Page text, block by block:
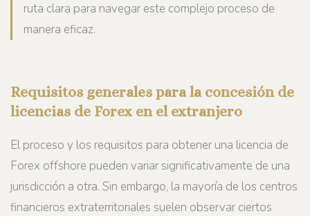
ruta clara para navegar este complejo proceso de
manera eficaz.
Requisitos generales para la concesión de
licencias de Forex en el extranjero
El proceso y los requisitos para obtener una licencia de
Forex offshore pueden variar significativamente de una
jurisdicción a otra. Sin embargo, la mayoría de los centros
financieros extraterritoriales suelen observar ciertos